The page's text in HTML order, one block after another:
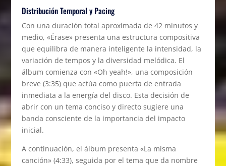
Distribución Temporal y Pacing
Con una duración total aproximada de 42 minutos y
medio, «Érase» presenta una estructura compositiva
que equilibra de manera inteligente la intensidad, la
variación de tempos y la diversidad melódica. El
álbum comienza con «Oh yeah!», una composición
breve (3:35) que actúa como puerta de entrada
inmediata a la energía del disco. Esta decisión de
abrir con un tema conciso y directo sugiere una
banda consciente de la importancia del impacto
inicial.
A continuación, el álbum presenta «La misma
canción» (4:33), seguida por el tema que da nombre